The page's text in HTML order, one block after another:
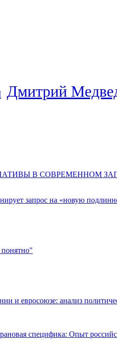
Дмитрий
В СОВРЕМЕННОМ
запрос на «новую
понятно"
и евросоюзе: анализ
специфика: Опыт